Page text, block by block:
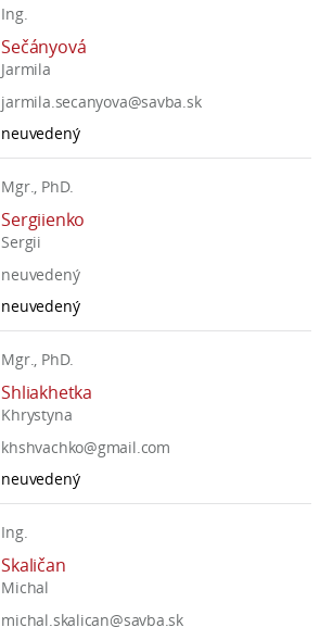
Ing.
Sečányová
Jarmila
jarmila.secanyova@savba.sk
neuvedený
Mgr., PhD.
Sergiienko
Sergii
neuvedený
neuvedený
Mgr., PhD.
Shliakhetka
Khrystyna
khshvachko@gmail.com
neuvedený
Ing.
Skaličan
Michal
michal.skalican@savba.sk